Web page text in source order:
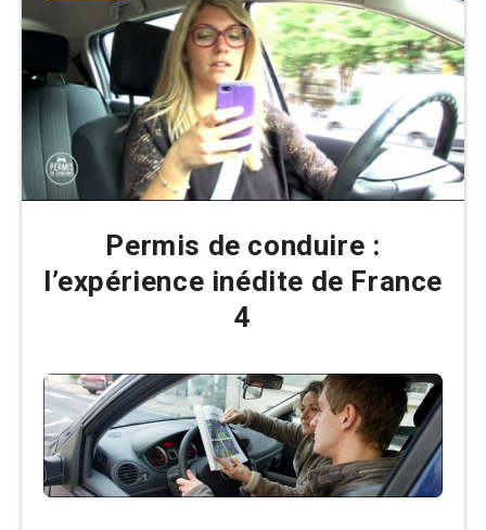
Permis de conduire :
l’expérience inédite de France
4